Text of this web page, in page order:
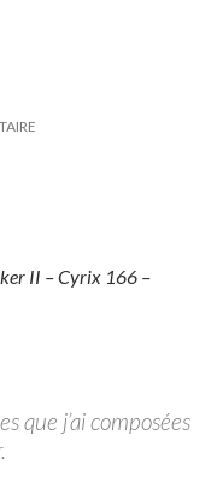
II – Cyrix 166 –
que j’ai composées